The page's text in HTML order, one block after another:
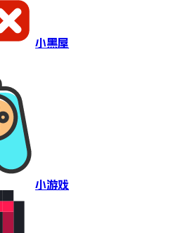
小黑屋
小游戏